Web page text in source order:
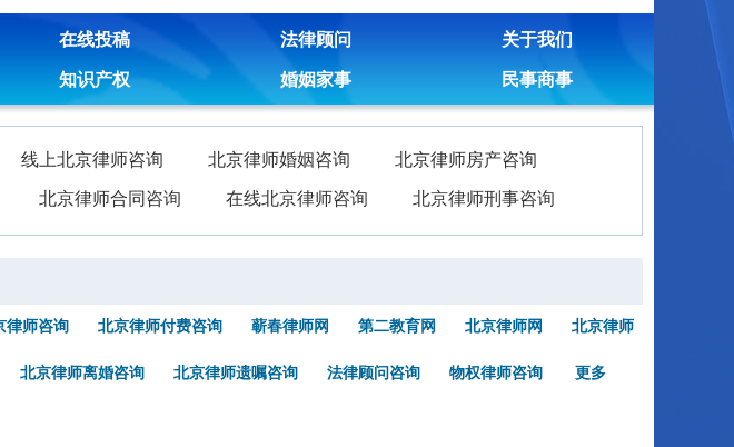
在线投稿 法律顾问 关于我们
知识产权 婚姻家事 民事商事
线上北京律师咨询 北京律师婚姻咨询 北京律师房产咨询
北京律师合同咨询 在线北京律师咨询 北京律师刑事咨询
律师咨询 北京律师付费咨询 蕲春律师网 第二教育网 北京律师网 北京律师
北京律师离婚咨询 北京律师遗嘱咨询 法律顾问咨询 物权律师咨询 更多